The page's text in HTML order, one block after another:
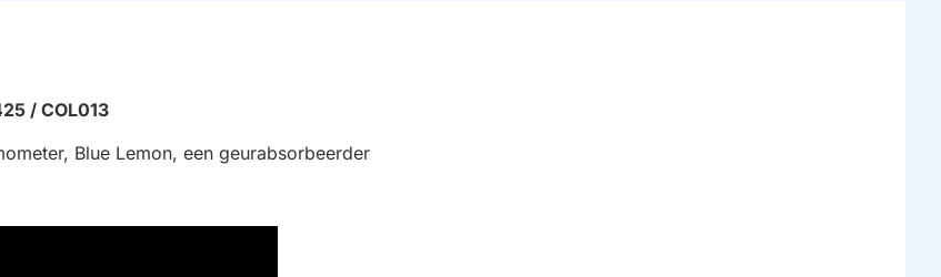
/ COL013
Blue Lemon, een geurabsorbeerder